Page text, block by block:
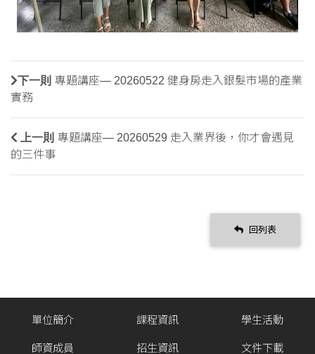
下一則 專題講座— 20260522 健身房走入銀髮市場的產業
實務
上一則 專題講座— 20260529 走入業界後，你才會遇見
的三件事
回列表
單位簡介
師資成員
課程資訊
招生資訊
學生活動
文件下載